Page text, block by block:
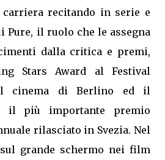
recitando in serie e
Pure, il ruolo che le assegna
dalla critica e premi,
Stars Award al Festival
cinema di Berlino ed il
il più importante premio
rilasciato in Svezia. Nel
sul grande schermo nei film